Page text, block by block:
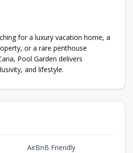
for a luxury vacation home, a
or a rare penthouse
Pool Garden delivers
and lifestyle.
AirBnB Friendly